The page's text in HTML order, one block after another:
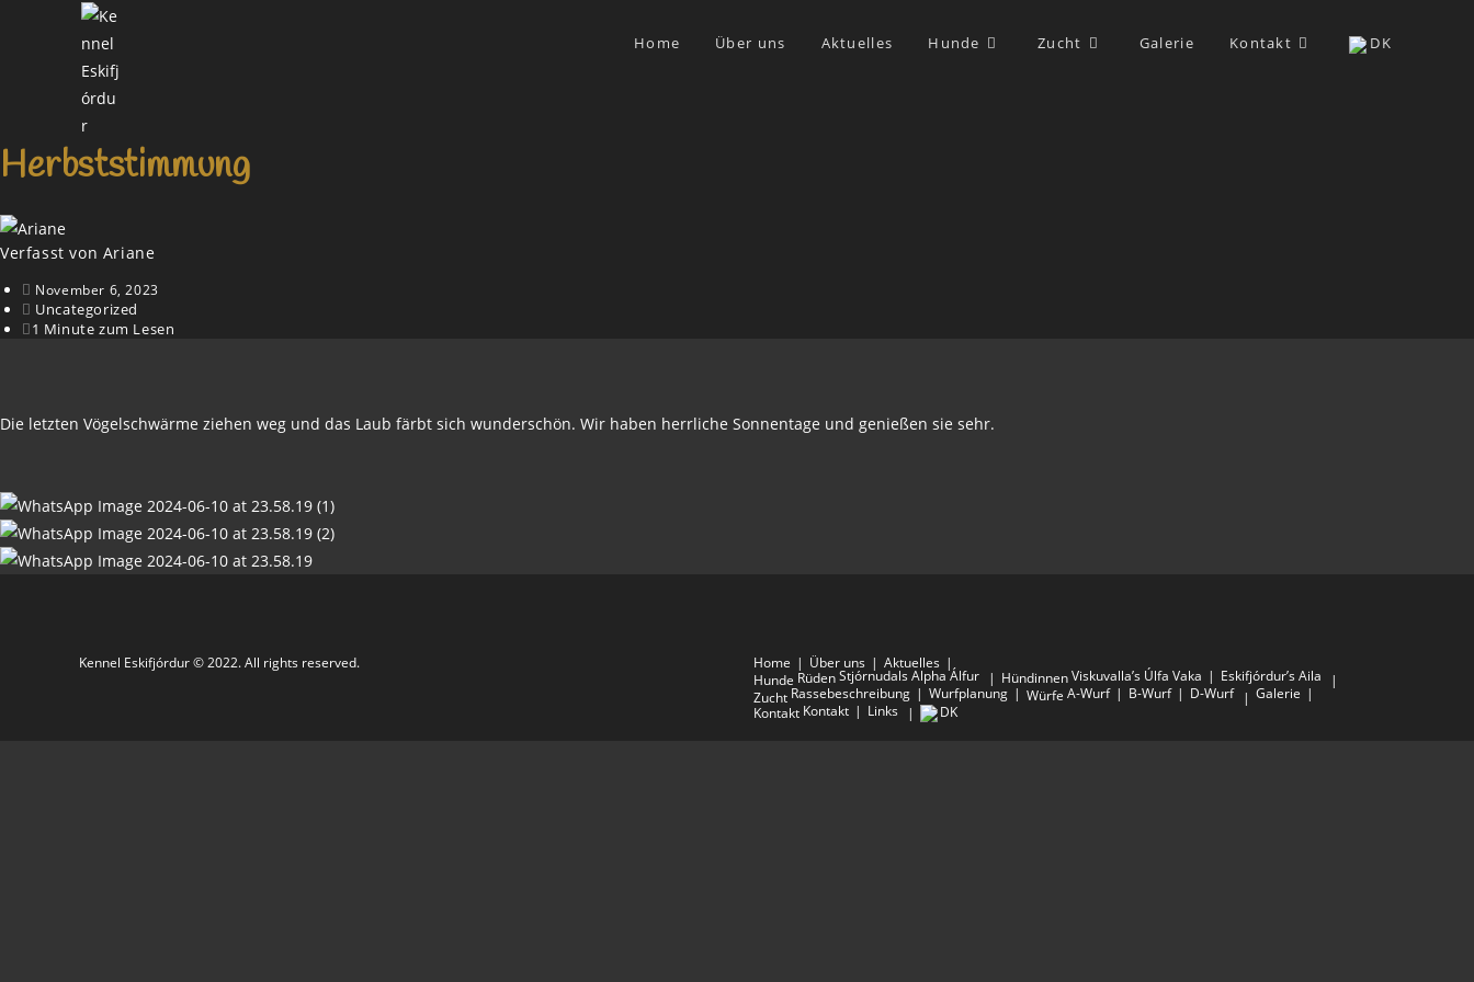
Home Über uns Aktuelles Hunde Zucht Galerie Kontakt DK
Herbststimmung
Verfasst von Ariane
November 6, 2023
Uncategorized
1 Minute zum Lesen
Die letzten Vögelschwärme ziehen weg und das Laub färbt sich wunderschön. Wir haben herrliche Sonnentage und genießen sie sehr.
Home Über uns
Aktuelles
Hunde RüdenStjórnudals Alpha Álfur HündinnenViskuvalla’s Úlfa Vaka
Eskifjórdur’s Aila
Zucht Rassebeschreibung Wurfplanung Würfe A-Wurf B-Wurf D-Wurf
Galerie
Kontakt Kontakt Links DK
Kennel Eskifjórdur © 2022. All rights reserved.